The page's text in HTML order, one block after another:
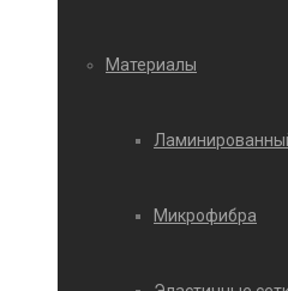
Материалы
Микрофибра